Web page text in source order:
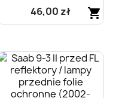
shopping_cart
46,00 zł